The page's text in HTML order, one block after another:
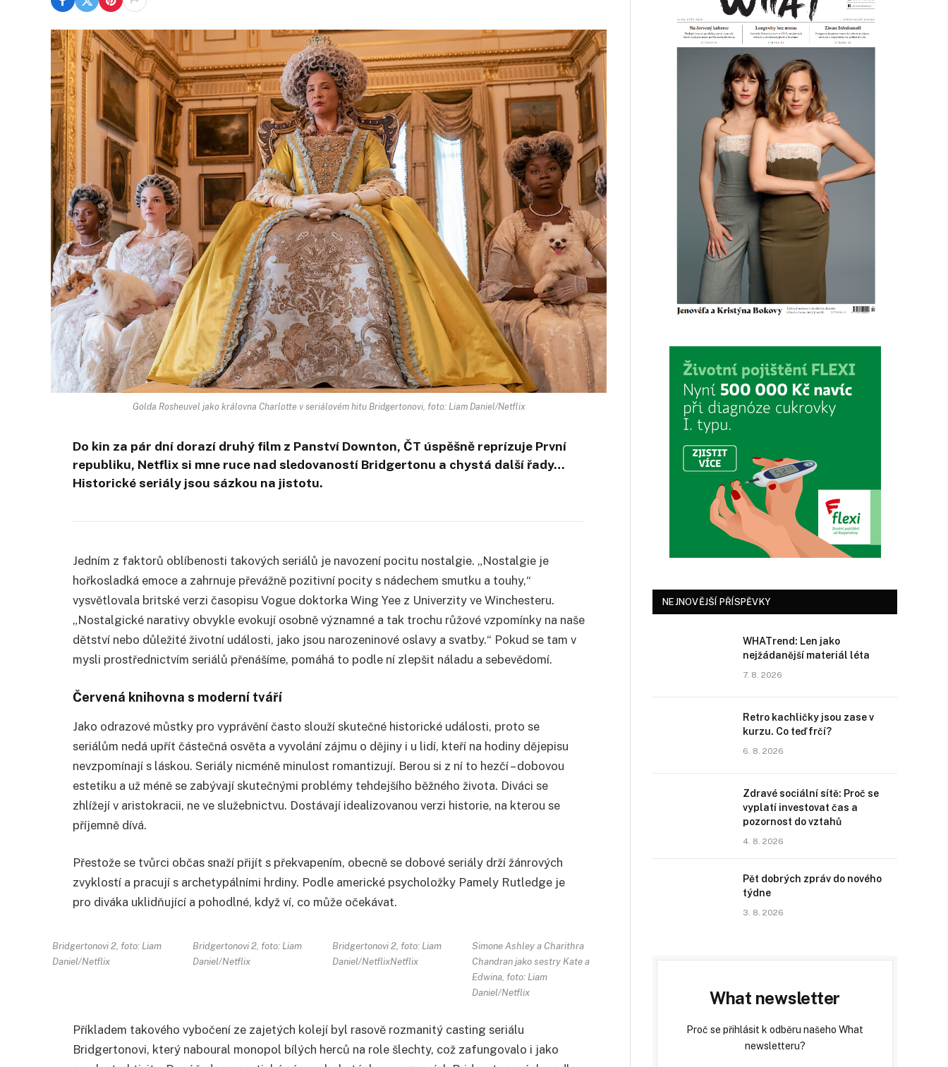
Golda Rosheuvel jako královna Charlotte v seriálovém hitu Bridgertonovi, foto: Liam Daniel/Netflix
Do kin za pár dní dorazí druhý film z Panství Downton, ČT úspěšně reprízuje První
republiku, Netflix si mne ruce nad sledovaností Bridgertonu a chystá další řady…
Historické seriály jsou sázkou na jistotu.
Jedním z faktorů oblíbenosti takových seriálů je navození pocitu nostalgie. „Nostalgie je
hořkosladká emoce a zahrnuje převážně pozitivní pocity s nádechem smutku a touhy,“
vysvětlovala britské verzi časopisu Vogue doktorka Wing Yee z Univerzity ve Winchesteru.
„Nostalgické narativy obvykle evokují osobně významné a tak trochu růžové vzpomínky na naše
dětství nebo důležité životní události, jako jsou narozeninové oslavy a svatby.“ Pokud se tam v
mysli prostřednictvím seriálů přenášíme, pomáhá to podle ní zlepšit náladu a sebevědomí.
Červená knihovna s moderní tváří
Jako odrazové můstky pro vyprávění často slouží skutečné historické události, proto se
seriálům nedá upřít částečná osvěta a vyvolání zájmu o dějiny i u lidí, kteří na hodiny dějepisu
nevzpomínají s láskou. Seriály nicméně minulost romantizují. Berou si z ní to hezčí – dobovou
estetiku a už méně se zabývají skutečnými problémy tehdejšího běžného života. Diváci se
zhlížejí v aristokracii, ne ve služebnictvu. Dostávají idealizovanou verzi historie, na kterou se
příjemně dívá.
Přestože se tvůrci občas snaží přijít s překvapením, obecně se dobové seriály drží žánrových
zvyklostí a pracují s archetypálními hrdiny. Podle americké psycholožky Pamely Rutledge je
pro diváka uklidňující a pohodlné, když ví, co může očekávat.
Bridgertonovi 2, foto: Liam
Daniel/Netflix
Bridgertonovi 2, foto: Liam
Daniel/Netflix
Bridgertonovi 2, foto: Liam
Daniel/NetflixNetflix
Simone Ashley a Charithra
Chandran jako sestry Kate a
Edwina, foto: Liam
Daniel/Netflix
Příkladem takového vybočení ze zajetých kolejí byl rasově rozmanitý casting seriálu
Bridgertonovi, který naboural monopol bílých herců na role šlechty, což zafungovalo i jako
NEJNOVĚJŠÍ PŘÍSPĚVKY
WHATrend: Len jako
nejžádanější materiál léta
7. 8. 2026
Retro kachličky jsou zase v
kurzu. Co teď frčí?
6. 8. 2026
Zdravé sociální sítě: Proč se
vyplatí investovat čas a
pozornost do vztahů
4. 8. 2026
Pět dobrých zpráv do nového
týdne
3. 8. 2026
What newsletter
Proč se přihlásit k odběru našeho What
newsletteru?